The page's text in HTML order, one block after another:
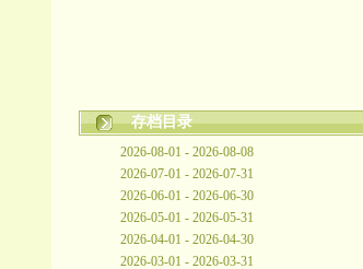
存档目录
2026-08-01 - 2026-08-08
2026-07-01 - 2026-07-31
2026-06-01 - 2026-06-30
2026-05-01 - 2026-05-31
2026-04-01 - 2026-04-30
2026-03-01 - 2026-03-31